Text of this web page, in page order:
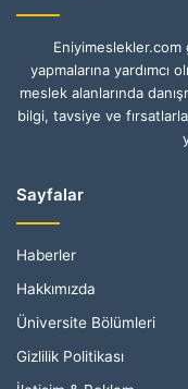
yapmalarına yardımcı
meslek alanlarında
bilgi, tavsiye ve
Sayfalar
Haberler
Hakkımızda
Üniversite Bölümleri
Gizlilik Politikası